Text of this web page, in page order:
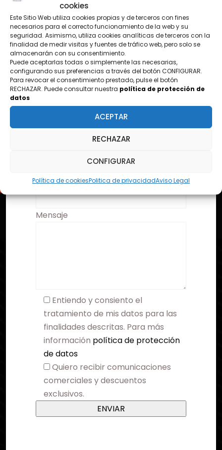
cookies
Este Sitio Web utiliza cookies propias y de terceros con fines
necesarios para el correcto funcionamiento de la web y su
seguridad. Asimismo, utiliza cookies analíticas de terceros con la
finalidad de medir visitas y fuentes de tráfico web, pero solo se
almacenarán con su consentimiento.
Puede aceptarlas todas o simplemente las necesarias,
configurando sus preferencias a través del botón CONFIGURAR.
Para revocar el consentimiento prestado, pulse el botón
RECHAZAR. Puede consultar nuestra política de protección de
datos
ACEPTAR
RECHAZAR
CONFIGURAR
Política de cookiesPolitica de privacidadAviso Legal
CONTÁCTANOS
¿TIENES PREGUNTAS?
Nombre
Email
Mensaje
Entiendo y consiento el
tratamiento de mis datos para las
finalidades descritas. Para más
información política de protección
de datos
Quiero recibir comunicaciones
comerciales y descuentos
exclusivos.